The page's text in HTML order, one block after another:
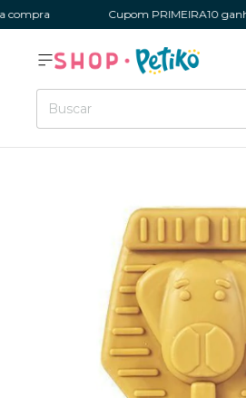
Cupom PRIMEIRA10